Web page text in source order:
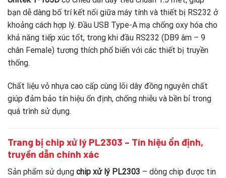
bạn dễ dàng bố trí kết nối giữa máy tính và thiết bị RS232 ở
khoảng cách hợp lý. Đầu USB Type-A mạ chống oxy hóa cho
khả năng tiếp xúc tốt, trong khi đầu RS232 (DB9 âm – 9
chân Female) tương thích phổ biến với các thiết bị truyền
thống.
Chất liệu vỏ nhựa cao cấp cùng lõi dây đồng nguyên chất
giúp đảm bảo tín hiệu ổn định, chống nhiễu và bền bỉ trong
quá trình sử dụng.
Trang bị chip xử lý PL2303 – Tín hiệu ổn định,
truyền dẫn chính xác
Sản phẩm sử dụng chip xử lý PL2303 – dòng chip được tin